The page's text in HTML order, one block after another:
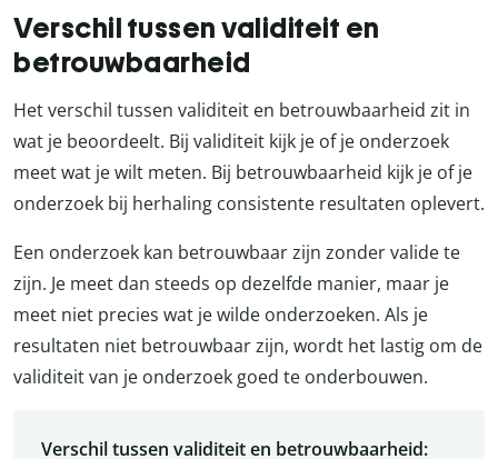
Verschil tussen validiteit en
betrouwbaarheid
Het verschil tussen validiteit en betrouwbaarheid zit in
wat je beoordeelt. Bij validiteit kijk je of je onderzoek
meet wat je wilt meten. Bij betrouwbaarheid kijk je of je
onderzoek bij herhaling consistente resultaten oplevert.
Een onderzoek kan betrouwbaar zijn zonder valide te
zijn. Je meet dan steeds op dezelfde manier, maar je
meet niet precies wat je wilde onderzoeken. Als je
resultaten niet betrouwbaar zijn, wordt het lastig om de
validiteit van je onderzoek goed te onderbouwen.
Verschil tussen validiteit en betrouwbaarheid: